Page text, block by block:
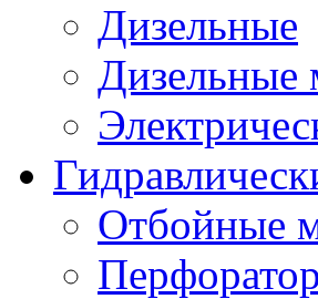
Дизельные
Отбойные